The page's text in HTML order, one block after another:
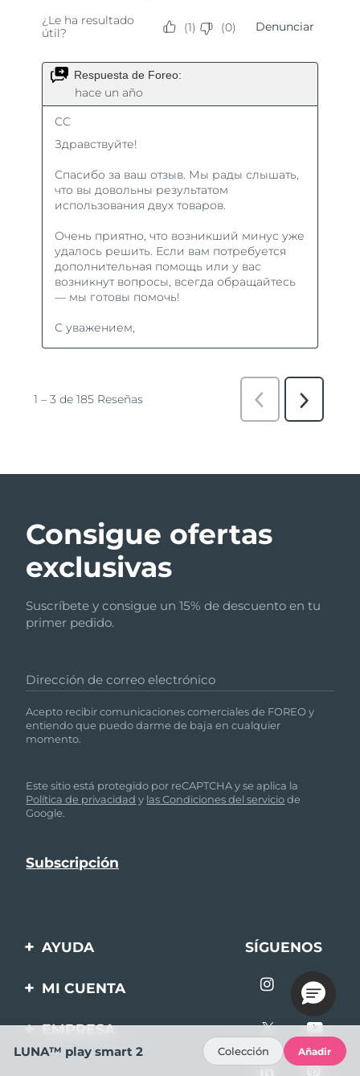
Consigue ofertas
exclusivas
Suscríbete y consigue un 15% de descuento en tu
primer pedido.
Dirección de correo electrónico
Acepto recibir comunicaciones comerciales de FOREO y
entiendo que puedo darme de baja en cualquier
momento.
Este sitio está protegido por reCAPTCHA y se aplica la
Política de privacidad y las Condiciones del serviciode
Google.
AYUDA
Contáctanos
SÍGUENOS
MI CUENTA
Registro de productos
Ayuda
EMPRESA
Sobre FOREO
LUNA™ play smart 2 Colección Añadir